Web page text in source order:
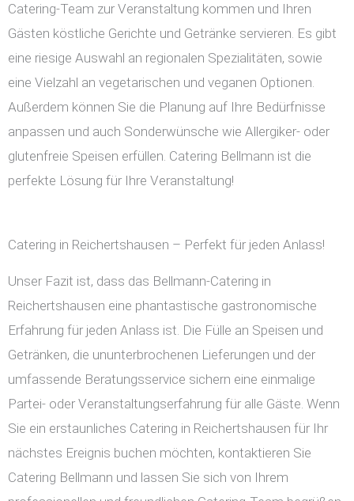
Catering-Team zur Veranstaltung kommen und Ihren
Gästen köstliche Gerichte und Getränke servieren. Es gibt
eine riesige Auswahl an regionalen Spezialitäten, sowie
eine Vielzahl an vegetarischen und veganen Optionen.
Außerdem können Sie die Planung auf Ihre Bedürfnisse
anpassen und auch Sonderwünsche wie Allergiker- oder
glutenfreie Speisen erfüllen. Catering Bellmann ist die
perfekte Lösung für Ihre Veranstaltung!
Catering in Reichertshausen – Perfekt für jeden Anlass!
Unser Fazit ist, dass das Bellmann-Catering in
Reichertshausen eine phantastische gastronomische
Erfahrung für jeden Anlass ist. Die Fülle an Speisen und
Getränken, die ununterbrochenen Lieferungen und der
umfassende Beratungsservice sichern eine einmalige
Partei- oder Veranstaltungserfahrung für alle Gäste. Wenn
Sie ein erstaunliches Catering in Reichertshausen für Ihr
nächstes Ereignis buchen möchten, kontaktieren Sie
Catering Bellmann und lassen Sie sich von Ihrem